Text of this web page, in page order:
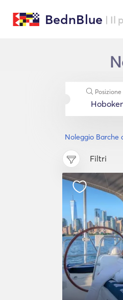
BednBlue | Il
Noleggio Barche
Filtri